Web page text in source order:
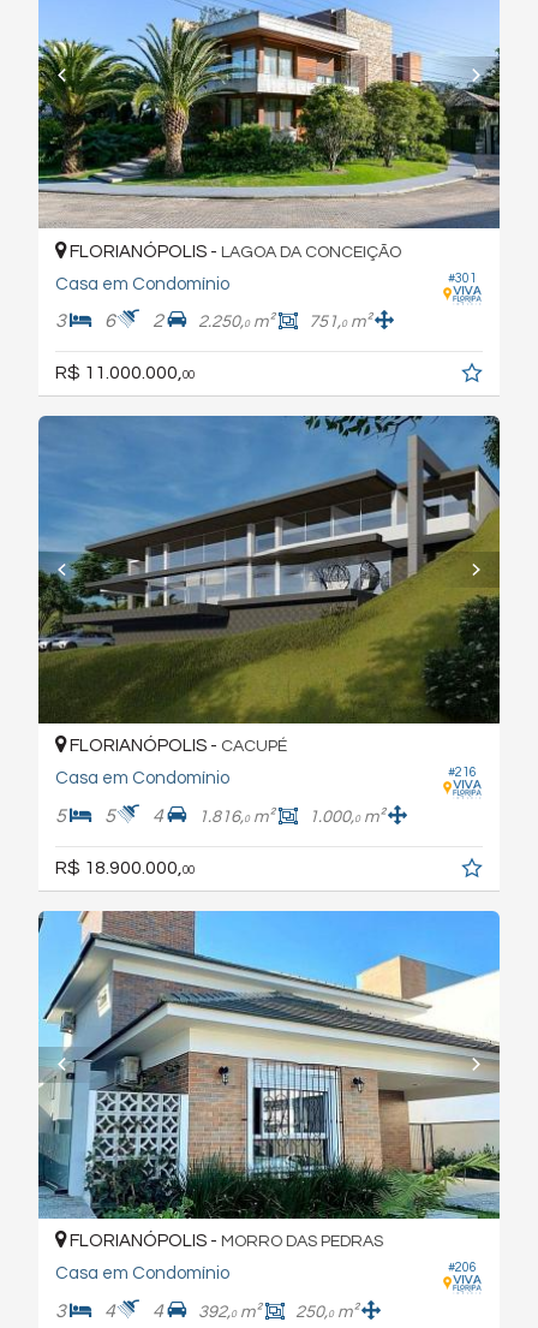
#301
FLORIANÓPOLIS - LAGOA DA CONCEIÇÃO
Casa em Condomínio
3 6 2 2.250,0m² 751,0m²
R$ 11.000.000, 00
#216
FLORIANÓPOLIS - CACUPÉ
Casa em Condomínio
5 5 4 1.816,0m² 1.000,0m²
R$ 18.900.000, 00
#206
FLORIANÓPOLIS - MORRO DAS PEDRAS
Casa em Condomínio
3 4 4 392,0m² 250,0m²